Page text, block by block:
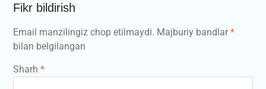
Fikr bildirish
Email manzilingiz chop etilmaydi. Majburiy bandlar*
bilan belgilangan
Sharh *